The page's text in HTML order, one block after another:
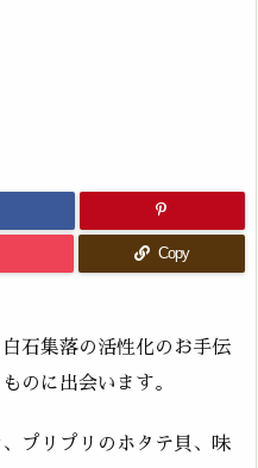
Copy
石集落の活性化のお手伝
のに出会います。
プリプリのホタテ貝、味